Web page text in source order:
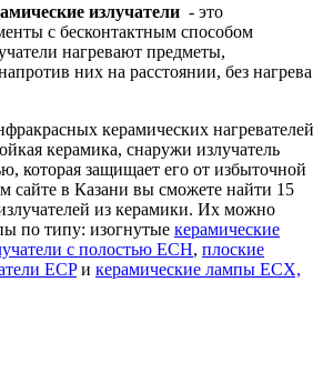
излучатели - это
с бесконтактным способом
нагревают предметы,
них на расстоянии, без нагрева
керамических нагревателей
керамика, снаружи излучатель
которая защищает его от избыточной
сайте в Казани вы сможете найти 15
из керамики. Их можно
по типу: изогнутые керамические
с полостью ECH, плоские
ECPи керамические лампы ECX,